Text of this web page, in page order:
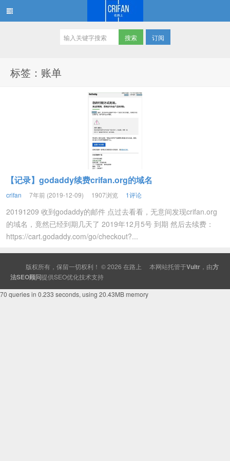
订阅
标签：账单
【记录】godaddy续费crifan.org的域名
crifan 7年前 (2019-12-09) 1907浏览 1评论
20191209 收到godaddy的邮件 点过去看看，无意间发现crifan.org
的域名，竟然已经到期几天了 2019年12月5号 到期 然后去续费：
https://cart.godaddy.com/go/checkout?...
版权所有，保留一切权利！ © 2026 在路上 本网站托管于Vultr ，由方
法SEO顾问提供SEO优化技术支持
70 queries in 0.233 seconds, using 20.43MB memory